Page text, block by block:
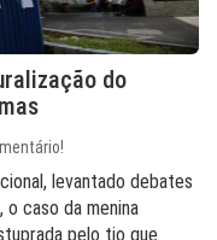
do
levantado debates
o caso da menina
pelo tio que